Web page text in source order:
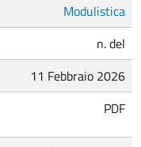
Modulistica
n. del
11 Febbraio 2026
PDF